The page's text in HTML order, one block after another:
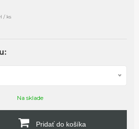
/ ks
Na sklade
Pridať do košíka